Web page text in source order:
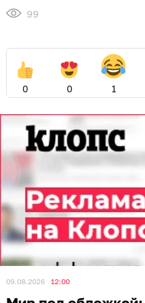
99
0 0 1
09.08.2026 12:00